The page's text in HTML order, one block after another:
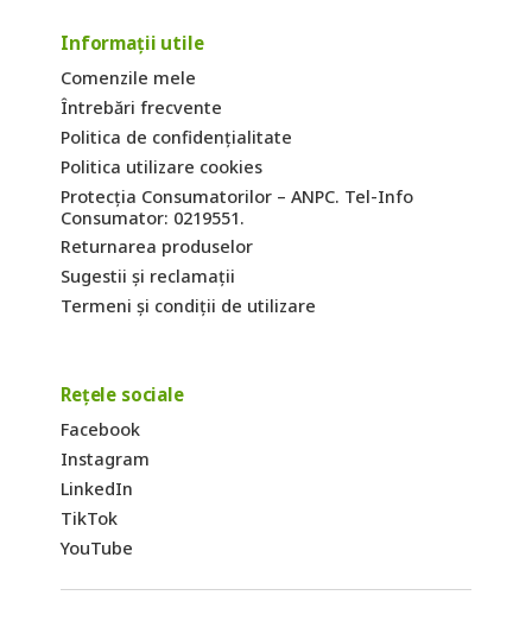
Informații utile
Comenzile mele
Întrebări frecvente
Politica de confidențialitate
Politica utilizare cookies
Protecția Consumatorilor – ANPC. Tel-Info
Consumator: 0219551.
Returnarea produselor
Sugestii și reclamații
Termeni și condiții de utilizare
Rețele sociale
Facebook
Instagram
LinkedIn
TikTok
YouTube